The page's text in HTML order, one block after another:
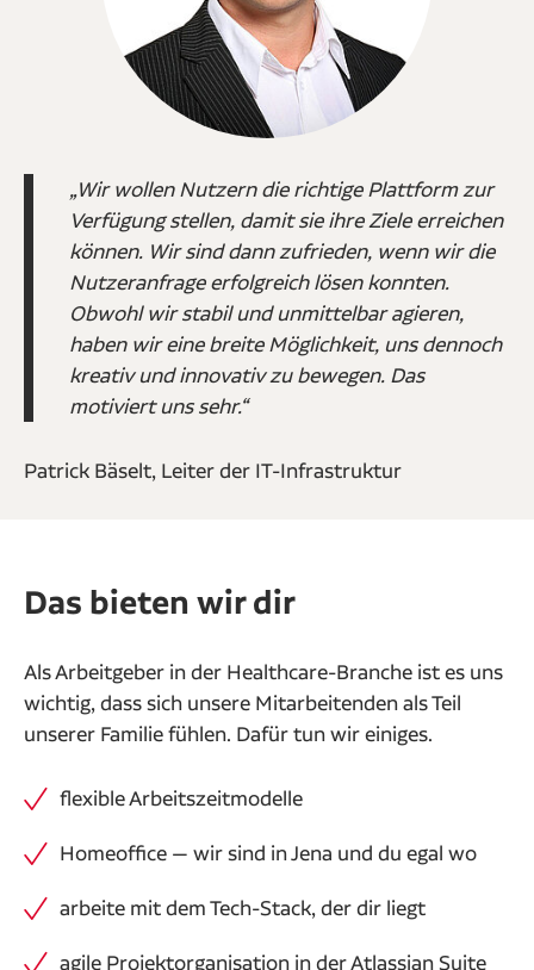
„Wir wollen Nutzern die richtige Plattform zur
Verfügung stellen, damit sie ihre Ziele erreichen
können. Wir sind dann zufrieden, wenn wir die
Nutzeranfrage erfolgreich lösen konnten.
Obwohl wir stabil und unmittelbar agieren,
haben wir eine breite Möglichkeit, uns dennoch
kreativ und innovativ zu bewegen. Das
motiviert uns sehr.“
Patrick Bäselt, Leiter der IT-Infrastruktur
Das bieten wir dir
Als Arbeitgeber in der Healthcare-Branche ist es uns
wichtig, dass sich unsere Mitarbeitenden als Teil
unserer Familie fühlen. Dafür tun wir einiges.
flexible Arbeitszeitmodelle
Homeoffice — wir sind in Jena und du egal wo
arbeite mit dem Tech-Stack, der dir liegt
agile Projektorganisation in der Atlassian Suite